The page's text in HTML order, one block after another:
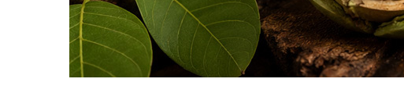
Skleněné dózy na potraviny